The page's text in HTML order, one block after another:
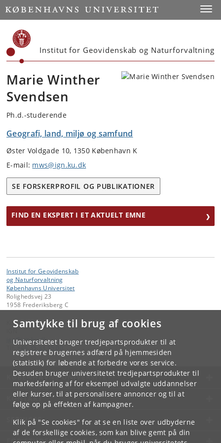
Samtykke til brug af cookies
Universitetet bruger tredjepartsprodukter til at
registrere brugernes adfærd på hjemmesiden
(statistik) for løbende at forbedre vores service.
Desuden bruger universitetet tredjepartsprodukter til
markedsføring af for eksempel udvalgte uddannelser
eller kurser, til at personalisere annoncer og til at
følge op på effekten af kampagner.
Klik på "Se cookies" for at se en liste over udbyderne
af de forskellige cookies, som kan blive gemt på din
Start
Institut for Geovidenskab og Naturforvaltning
Marie Winther
Svendsen
Ph.d.-studerende
Geografi, land, miljø og samfund
Øster Voldgade 10, 1350 København K
E-mail: mws@ign.ku.dk
SE FORSKERPROFIL OG PUBLIKATIONER
FIND EN EKSPERT I ET AKTUELT EMNE
Institut for Geovidenskab
og Naturforvaltning
Københavns Universitet
Rolighedsvej 23
1958 Frederiksberg C
Kontakt:
ign @ign. ku.dk
KØBENHAVNS UNIVERSITET
KONTAKT
SERVICES
FOR STUDERENDE OG ANSATTE